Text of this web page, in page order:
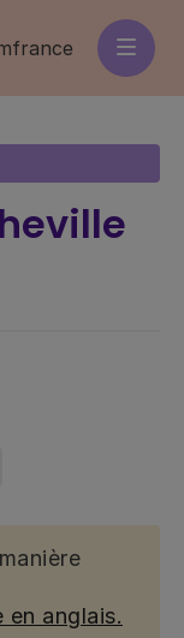
en anglais.